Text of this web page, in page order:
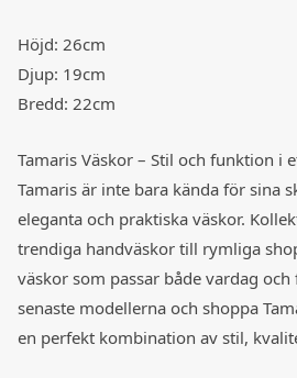
Höjd: 26cm
Djup: 19cm
Bredd: 22cm
Tamaris Väskor – Stil och funktion i
Tamaris är inte bara kända för sina
eleganta och praktiska väskor.
trendiga handväskor till rymliga
väskor som passar både vardag och
senaste modellerna och shoppa
en perfekt kombination av stil,